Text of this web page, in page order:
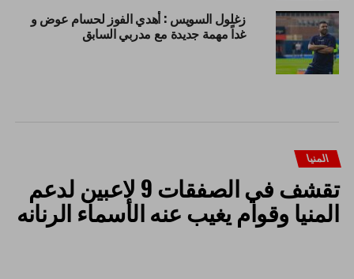
زغلول السويس : أهدي الفوز لحسام عوض و
غداً مهمة جديدة مع مدربي السابق
المنيا
تقشف في الصفقات 9 لاعبين لدعم
المنيا وقوام يغيب عنه الأسماء الرنانه